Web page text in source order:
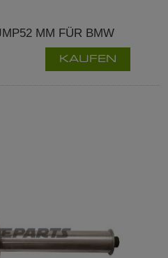
MM FÜR BMW
KAUFEN